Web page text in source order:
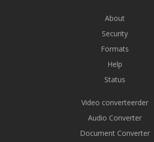
About
Security
Formats
Help
Status
Video converteerder
Audio Converter
Document Converter